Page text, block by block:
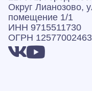
Округ Лианозово,
помещение 1/1
ИНН 9715511730
ОГРН